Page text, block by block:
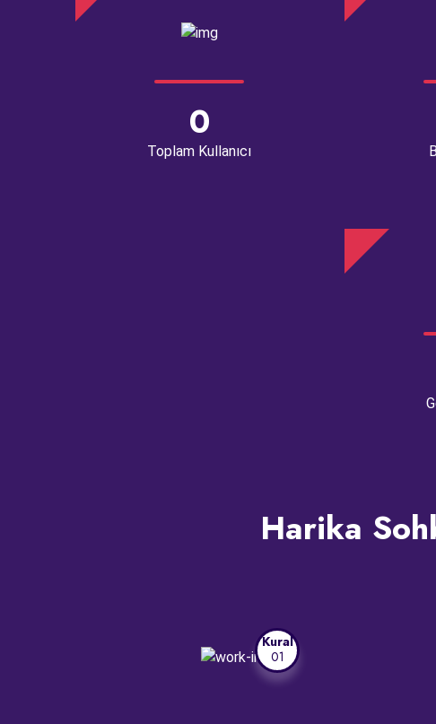
0
Toplam Kullanıcı
Harika
Kural
01